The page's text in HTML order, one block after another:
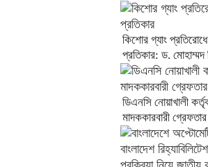
কিশোর গ্যাং
প্রতিকার: ড. মোহাম্মদ
ডিএনসি নোয়াখালী
মাদককারবারী গ্রেফতার